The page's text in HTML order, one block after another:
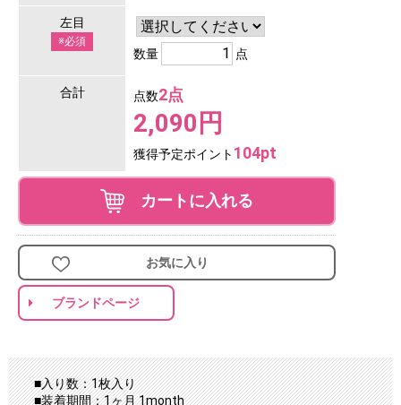
左目
※必須
数量 点
合計 点数2点
2,090円
獲得予定ポイント 104pt
カートに入れる
お気に入り
ブランドページ
■入り数：1枚入り
■装着期間：1ヶ月 1month